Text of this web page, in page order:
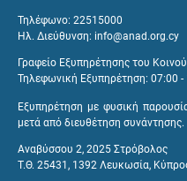
Τηλέφωνο: 22515000
Ηλ. Διεύθυνση: info@anad.org.cy
Γραφείο Εξυπηρέτησης του
Τηλεφωνική Εξυπηρέτηση: 07:00 -
Εξυπηρέτηση με φυσική
μετά από διευθέτηση συνάντησης.
Αναβύσσου 2, 2025 Στρόβολος
Τ.Θ. 25431, 1392 Λευκωσία,